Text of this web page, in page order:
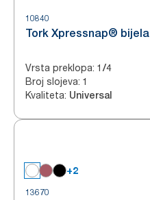
10840
Tork Xpressnap®
Vrsta preklopa: 1/4
Broj slojeva: 1
Kvaliteta: Universal
+2
13670